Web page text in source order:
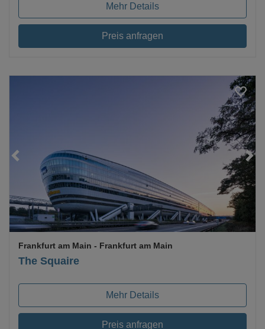
Mehr Details
Preis anfragen
The Squaire
Frankfurt am Main - Frankfurt am Main
Mehr Details
Preis anfragen